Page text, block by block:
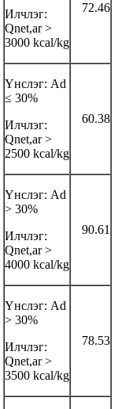
Илчлэг:
Qnet,ar >
3000 kcal/kg
72.46
Үнслэг: Аd
≤ 30%
Илчлэг:
Qnet,ar >
2500 kcal/kg
60.38
Үнслэг: Аd
> 30%
Илчлэг:
Qnet,ar >
4000 kcal/kg
90.61
Үнслэг: Аd
> 30%
Илчлэг:
Qnet,ar >
3500 kcal/kg
78.53